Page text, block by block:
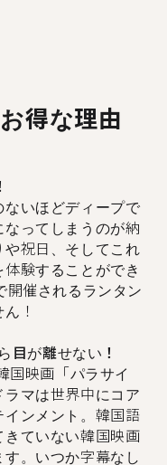
得な理由
いほどディープで
ってしまうのが納
祝日、そしてこれ
験することができ
開催されるランタン
！
目が離せない！
国映画「パラサイ
マは世界中にコア
ンメント。韓国語
ていない韓国映画
。いつか字幕なし